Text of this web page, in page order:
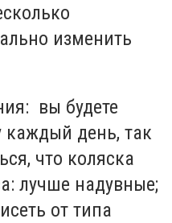
изменить
вы будете
каждый день, так
что коляска
лучше надувные;
от типа